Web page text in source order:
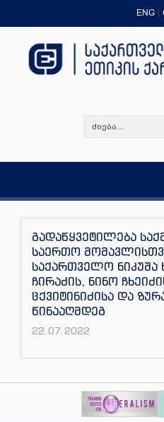
ENG
გადაწყვეტილება
საერთო
საქართველო ნიკუშა
ჩირაძის, ნინო
ცქვიტინიძისა და
წინააღმდეგ
22.07.2022